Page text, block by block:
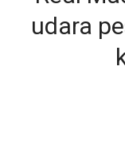
udara